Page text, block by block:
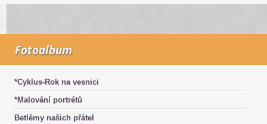
Fotoalbum
*Cyklus-Rok na vesnici
*Malování portrétů
Betlémy našich přátel